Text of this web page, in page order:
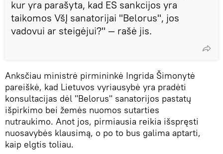
kur yra parašyta, kad ES sankcijos yra
taikomos VšĮ sanatorijai "Belorus", jos
vadovui ar steigėjui?" — rašė jis.
Anksčiau ministrė pirmininkė Ingrida Šimonytė
pareiškė, kad Lietuvos vyriausybė yra pradėti
konsultacijas dėl "Belorus" sanatorijos pastatų
išpirkimo bei žemės nuomos sutarties
nutraukimo. Anot jos, pirmiausia reikia išspręsti
nuosavybės klausimą, o po to bus galima aptarti,
kaip elgtis toliau.